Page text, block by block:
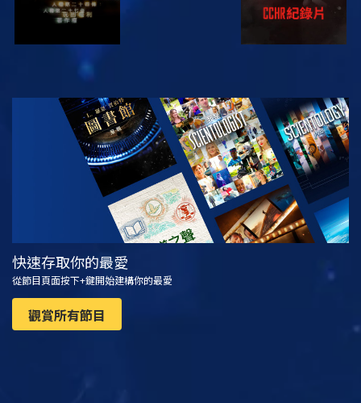
觀看 探索系列節目
快速存取你的最愛
從節目頁面按下+鍵開始建構你的最愛
觀賞所有節目